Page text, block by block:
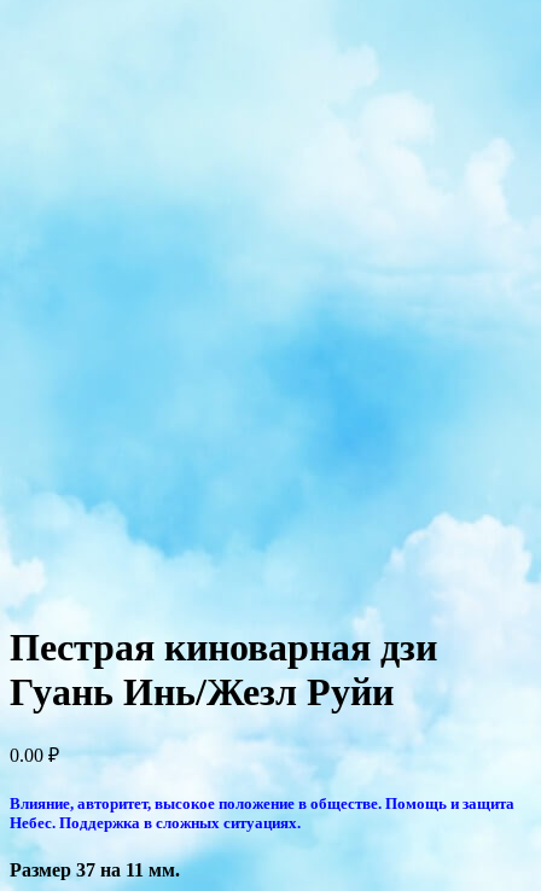
Пестрая киноварная дзи
Гуань Инь/Жезл Руйи
0.00₽
Влияние, авторитет, высокое положение в обществе. Помощь и защита
Небес. Поддержка в сложных ситуациях.
Размер 37 на 11 мм.